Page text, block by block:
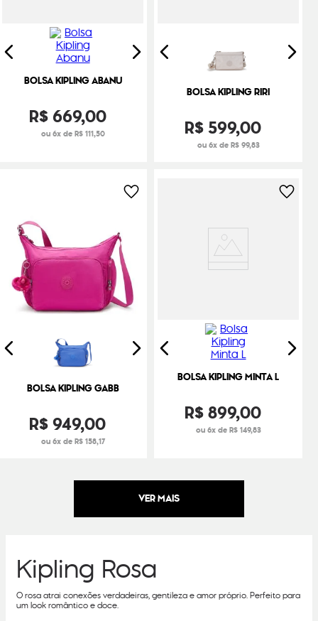
BOLSA KIPLING ABANU
R$ 669,00
ou 6x de R$ 111,50
BOLSA KIPLING RIRI
R$599,00
ou 6x de R$ 99,83
BOLSA KIPLING GABB
R$949,00
ou 6x de R$ 158,17
BOLSA KIPLING MINTA L
R$899,00
ou 6x de R$ 149,83
Kipling Rosa
O rosa atrai conexões verdadeiras, gentileza e amor próprio. Perfeito para
um look romântico e doce.